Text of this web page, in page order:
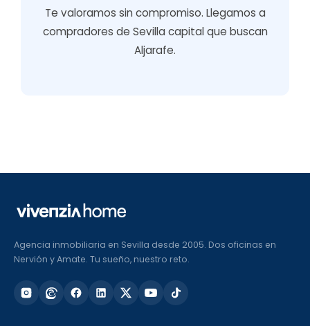
Te valoramos sin compromiso. Llegamos a
compradores de Sevilla capital que buscan
Aljarafe.
Agencia inmobiliaria en Sevilla desde 2005. Dos oficinas en
Nervión y Amate. Tu sueño, nuestro reto.